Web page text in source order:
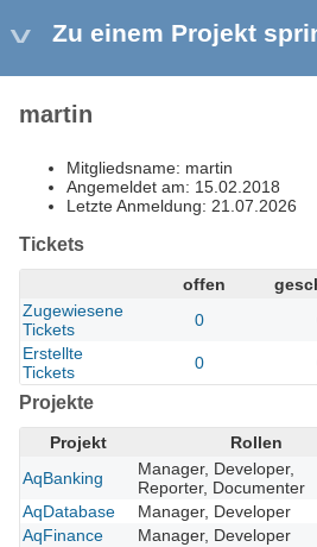
Zu einem Projekt
martin
Mitgliedsname: martin
Angemeldet am: 15.02.2018
Letzte Anmeldung: 21.07.2026
Tickets
offen
Zugewiesene
Tickets
0
Erstellte
Tickets
0
Projekte
Projekt Rollen
AqBanking
Manager, Developer,
Reporter, Documenter
AqDatabase
Manager, Developer
AqFinance
Manager, Developer